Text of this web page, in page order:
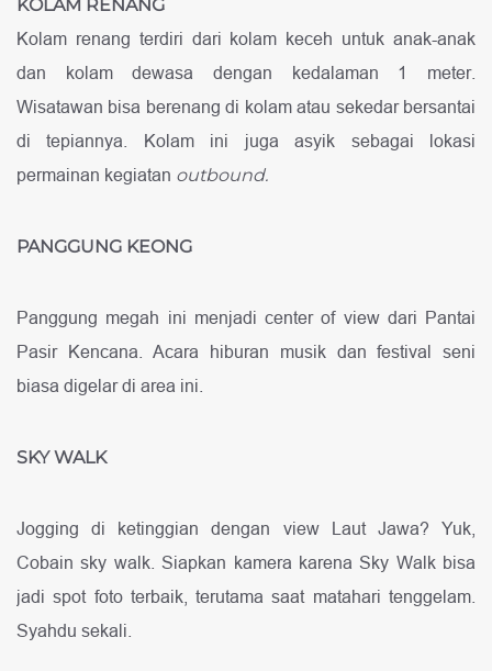
KOLAM RENANG
Kolam renang terdiri dari kolam keceh untuk anak-anak
dan kolam dewasa dengan kedalaman 1 meter.
Wisatawan bisa berenang di kolam atau sekedar bersantai
di tepiannya. Kolam ini juga asyik sebagai lokasi
permainan kegiatan outbound.
PANGGUNG KEONG
Panggung megah ini menjadi center of view dari Pantai
Pasir Kencana. Acara hiburan musik dan festival seni
biasa digelar di area ini.
SKY WALK
Jogging di ketinggian dengan view Laut Jawa? Yuk,
Cobain sky walk. Siapkan kamera karena Sky Walk bisa
jadi spot foto terbaik, terutama saat matahari tenggelam.
Syahdu sekali.